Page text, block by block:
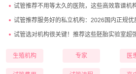
试管推荐不用等太久的医院，这些高效靠谱机
试管推荐服务好的私立机构：2026国内正规优
试管选对机构很关键！推荐这些胚胎实验室超
生殖机构 专家 医